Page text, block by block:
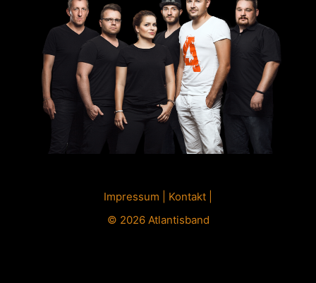
Impressum Kontakt
© 2026 Atlantisband